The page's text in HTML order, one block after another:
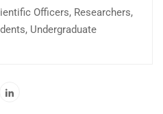
Officers, Researchers,
Undergraduate